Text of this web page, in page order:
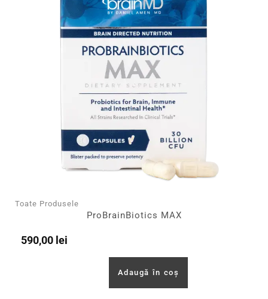
Toate Produsele
ProBrainBiotics MAX
590,00 lei
Adaugă în coș